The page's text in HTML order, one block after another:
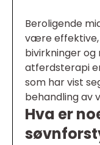
Beroligende
være effektive,
bivirkninger og
atferdsterapi
som har vist
behandling av
Hva er